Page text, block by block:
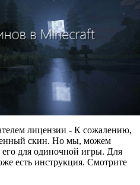
лицензии - К сожалению,
скин. Но мы, можем
его для одиночной игры. Для
есть инструкция. Смотрите